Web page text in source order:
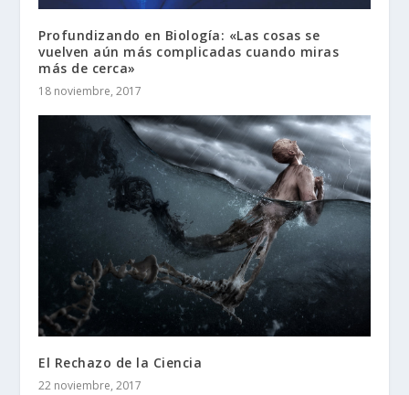
Profundizando en Biología: «Las cosas se
vuelven aún más complicadas cuando miras
más de cerca»
18 noviembre, 2017
El Rechazo de la Ciencia
22 noviembre, 2017